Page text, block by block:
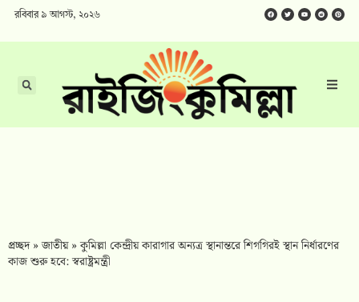
রবিবার ৯ আগস্ট, ২০২৬
প্রচ্ছদ»জাতীয়»কুমিল্লা কেন্দ্রীয় কারাগার অন্যত্র স্থানান্তরে শিগগিরই স্থান নির্ধারণের
কাজ শুরু হবে: স্বরাষ্ট্রমন্ত্রী